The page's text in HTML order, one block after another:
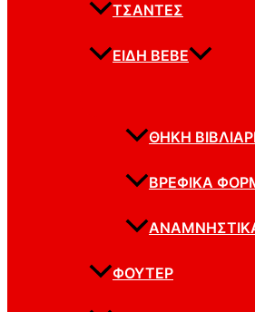
ΤΣΆΝΤΕΣ
ΕΊΔΗ BEBE
ΘΉΚΗ
ΒΡΕΦΙΚΆ
ΦΟΥΤΕΡ